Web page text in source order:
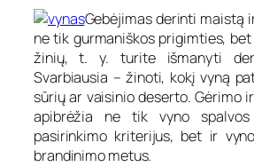
Gebėjimas derinti maistą
ne tik gurmaniškos prigimties,
žinių, t. y. turite išmanyti
Svarbiausia – žinoti, kokį vyną
sūrių ar vaisinio deserto. Gėrimo
apibrėžia ne tik vyno
pasirinkimo kriterijus, bet ir
brandinimo metus.